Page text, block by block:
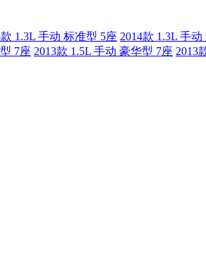
款 1.3L 手动 标准型 5座 2014款 1.3L 手
7座 2013款 1.5L 手动 豪华型 7座 2013